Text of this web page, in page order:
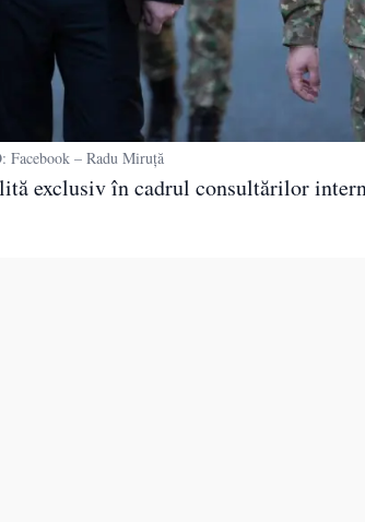
Facebook – Radu Miruță
exclusiv în cadrul consultărilor